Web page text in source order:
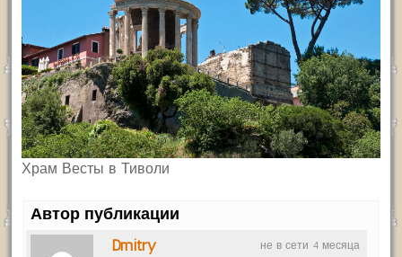
Храм Весты в Тиволи
Автор публикации
не в сети 4 месяца
Dmitry